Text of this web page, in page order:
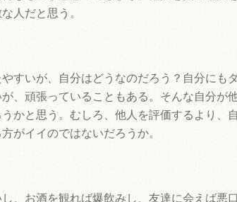
人だと思う。
すいが、自分はどうなのだろう？自分にも
、頑張っていることもある。そんな自分が
かと思う。むしろ、他人を評価するより、
がイイのではないだろうか。
、お酒を観れば爆飲みし、友達に会えば悪